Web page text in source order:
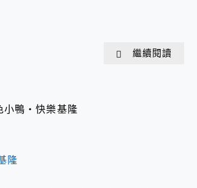
繼續閱讀
小鴨‧快樂基隆